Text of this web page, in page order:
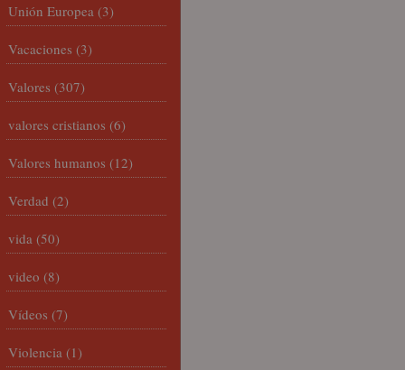
Unión Europea (3)
Vacaciones (3)
Valores (307)
valores cristianos (6)
Valores humanos (12)
Verdad (2)
vida (50)
video (8)
Vídeos (7)
Violencia (1)